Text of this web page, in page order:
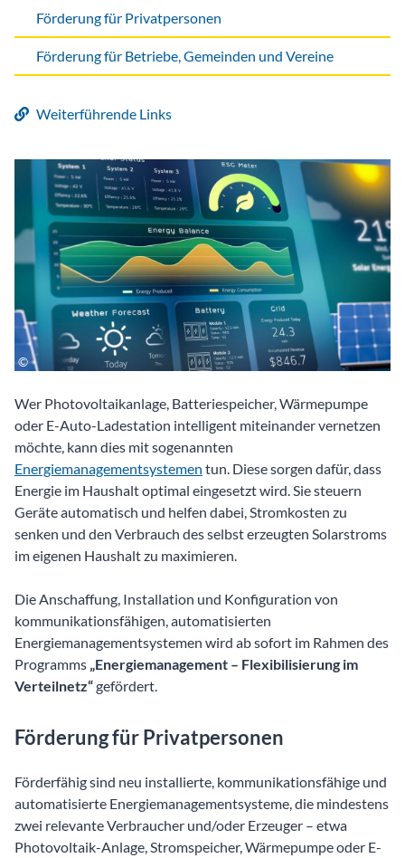
Förderung für Privatpersonen
Förderung für Betriebe, Gemeinden und Vereine
Weiterführende Links
Wer Photovoltaikanlage, Batteriespeicher, Wärmepumpe
oder E-Auto-Ladestation intelligent miteinander vernetzen
möchte, kann dies mit sogenannten
Energiemanagementsystemen tun. Diese sorgen dafür, dass
Energie im Haushalt optimal eingesetzt wird. Sie steuern
Geräte automatisch und helfen dabei, Stromkosten zu
senken und den Verbrauch des selbst erzeugten Solarstroms
im eigenen Haushalt zu maximieren.
Die Anschaffung, Installation und Konfiguration von
kommunikationsfähigen, automatisierten
Energiemanagementsystemen wird ab sofort im Rahmen des
Programms „Energiemanagement – Flexibilisierung im
Verteilnetz“gefördert.
Förderung für Privatpersonen
Förderfähig sind neu installierte, kommunikationsfähige und
automatisierte Energiemanagementsysteme, die mindestens
zwei relevante Verbraucher und/oder Erzeuger – etwa
Photovoltaik-Anlage, Stromspeicher, Wärmepumpe oder E-